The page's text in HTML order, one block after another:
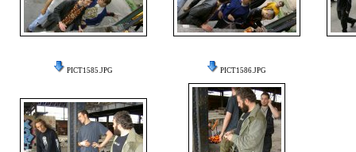
PICT1585.JPG PICT1586.JPG